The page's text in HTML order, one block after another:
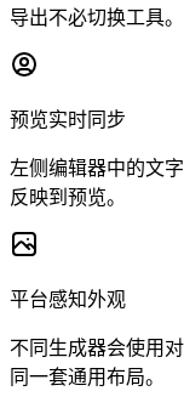
导出不必切换工具。
预览实时同步
左侧编辑器中的文
反映到预览。
平台感知外观
不同生成器会使用
同一套通用布局。